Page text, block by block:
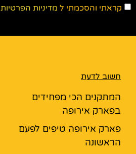
קראתי והסכמתי ל מדיניות הפרטיות
חשוב לדעת
המתקנים הכי מפחידים
בפארק אירופה
פארק אירופה טיפים לפעם
הראשונה